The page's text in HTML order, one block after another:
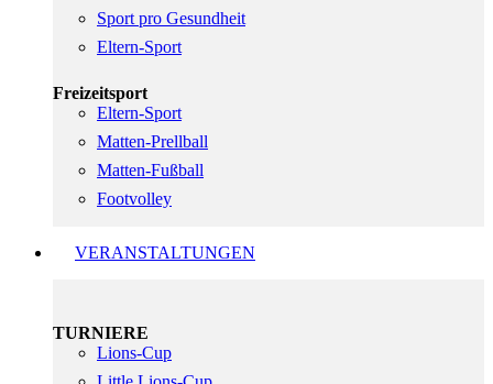
Sport pro Gesundheit
Eltern-Sport
Freizeitsport
Eltern-Sport
Matten-Prellball
Matten-Fußball
Footvolley
VERANSTALTUNGEN
TURNIERE
Lions-Cup